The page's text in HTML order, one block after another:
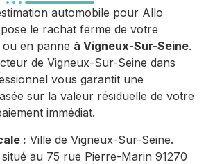
automobile pour Allo
le rachat ferme de votre
en panne à Vigneux-Sur-Seine.
de Vigneux-Sur-Seine dans
vous garantit une
sur la valeur résiduelle de votre
immédiat.
: Ville de Vigneux-Sur-Seine.
situé au 75 rue Pierre-Marin 91270